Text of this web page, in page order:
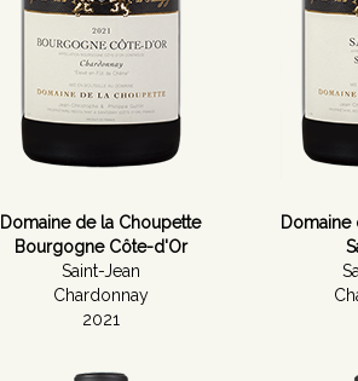
Domaine de la Choupette
Bourgogne Côte-d'Or
Saint-Jean
Chardonnay
2021
Domaine